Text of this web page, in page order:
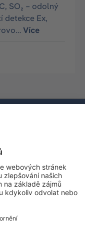
SO₂ – odolný
detekce Ex,
Více